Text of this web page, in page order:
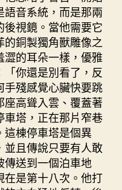
音系統，而是那兩
視鏡。當他需要它
銅製獨角獸雕像之
澀的耳朵一樣，優雅
你還是別看了，反
手殘感覺心臟快要跳
高聳入雲、覆蓋著
塔，正在那片窄巷
棟停車塔是個異
且傳說只要有人敢
傳送到一個泊車地
是第十八次。他打